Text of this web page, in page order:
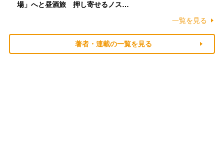
場」へと昼酒旅 押し寄せるノス…
一覧を見る
著者・連載の一覧を見る